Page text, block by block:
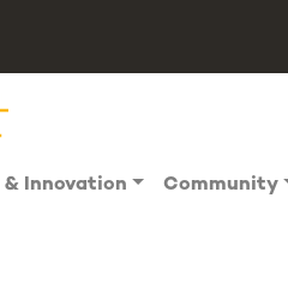
& Innovation Community